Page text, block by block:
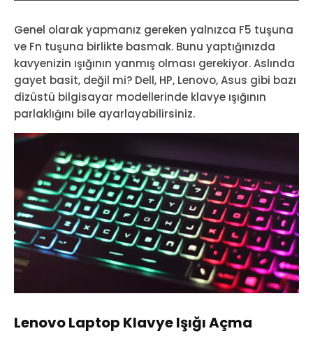
Genel olarak yapmanız gereken yalnızca F5 tuşuna
ve Fn tuşuna birlikte basmak. Bunu yaptığınızda
kavyenizin ışığının yanmış olması gerekiyor. Aslında
gayet basit, değil mi? Dell, HP, Lenovo, Asus gibi bazı
dizüstü bilgisayar modellerinde klavye ışığının
parlaklığını bile ayarlayabilirsiniz.
Lenovo Laptop Klavye Işığı Açma